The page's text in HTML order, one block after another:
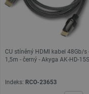
CU stíněný HDMI kabel 48Gb/s
1,5m - černý - Akyga AK-HD-15S
Indeks: RCO-23653
__cf_bm